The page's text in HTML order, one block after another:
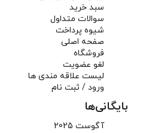
سبد خرید
سوالات متداول
شیوه پرداخت
صفحه اصلی
فروشگاه
لغو عضویت
لیست علاقه مندی ها
ورود / ثبت نام
بایگانی‌ها
آگوست 2025